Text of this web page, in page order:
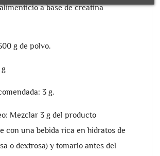
a base de creatina
g de polvo.
3 g.
Mezclar 3 g del producto
con una bebida rica en hidratos de
o dextrosa) y tomarlo antes del